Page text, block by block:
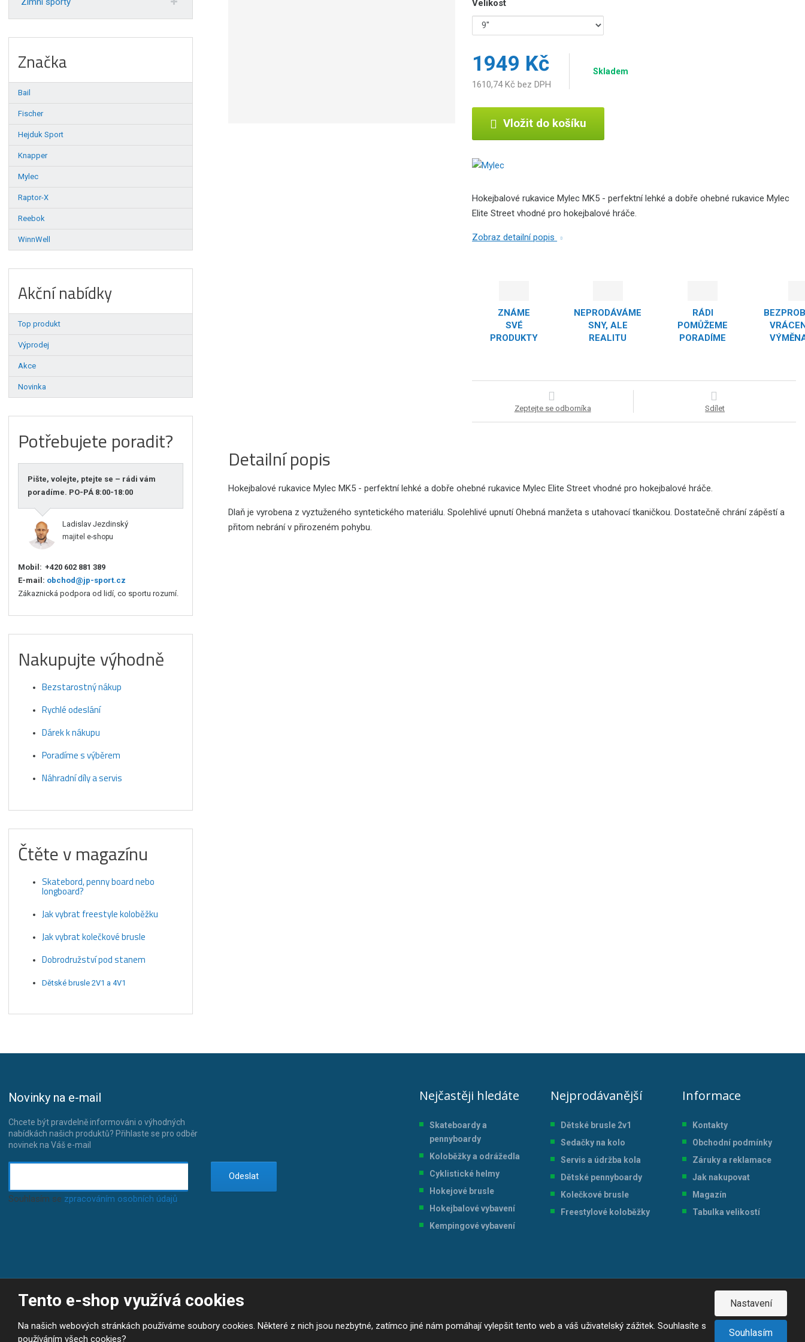
Tento e-shop využívá cookies
Na našich webových stránkách používáme soubory cookies. Některé z nich jsou nezbytné, zatímco jiné nám pomáhají vylepšit tento web a váš uživatelský zážitek. Souhlasíte s
používáním všech cookies?
Nastavení
Souhlasím
Velikost
1949 Kč
1610,74 Kč bez DPH
Skladem
Vložit do košíku
Hokejbalové rukavice Mylec MK5 - perfektní lehké a dobře ohebné rukavice Mylec
Elite Street vhodné pro hokejbalové hráče.
Zobraz detailní popis
ZNÁME
SVÉ
PRODUKTY
NEPRODÁVÁME
SNY, ALE
REALITU
RÁDI
POMŮŽEME
PORADÍME
Zeptejte se odborníka Sdílet
Detailní popis
Hokejbalové rukavice Mylec MK5 - perfektní lehké a dobře ohebné rukavice Mylec Elite Street vhodné pro hokejbalové hráče.
Dlaň je vyrobena z vyztuženého syntetického materiálu. Spolehlivé upnutí Ohebná manžeta s utahovací tkaničkou. Dostatečně chrání zápěstí a
přitom nebrání v přirozeném pohybu.
Značka
Bail
Fischer
Hejduk Sport
Knapper
Mylec
Raptor-X
Reebok
WinnWell
Akční nabídky
Top produkt
Výprodej
Akce
Novinka
Potřebujete poradit?
Pište, volejte, ptejte se – rádi vám
poradíme. PO-PÁ 8:00-18:00
Ladislav Jezdinský
majitel e-shopu
Mobil: +420 602 881 389
E-mail: obchod@jp-sport.cz
Zákaznická podpora od lidí, co sportu rozumí.
Nakupujte výhodně
Bezstarostný nákup
Rychlé odeslání
Dárek k nákupu
Poradíme s výběrem
Náhradní díly a servis
Čtěte v magazínu
Skatebord, penny board nebo
longboard?
Jak vybrat freestyle koloběžku
Jak vybrat kolečkové brusle
Dobrodružství pod stanem
Dětské brusle 2V1 a 4V1
Novinky na e-mail
Chcete být pravdelně informováni o výhodných
nabídkách našich produktů? Přihlaste se pro odběr
novinek na Váš e-mail
Odeslat
Souhlasím se zpracováním osobních údajů.
Nejčastěji hledáte
Skateboardy a
pennyboardy
Koloběžky a odrážedla
Cyklistické helmy
Hokejové brusle
Hokejbalové vybavení
Kempingové vybavení
Nejprodávanější
Dětské brusle 2v1
Sedačky na kolo
Servis a údržba kola
Dětské pennyboardy
Kolečkové brusle
Freestylové koloběžky
Informace
Kontakty
Obchodní podmínky
Záruky a reklamace
Jak nakupovat
Magazín
Tabulka velikostí
© 2026, JP-SPORT.CZ SPORTOVNÍ POTŘEBY
Prohlášení o přístupnosti
|Mapa stránek | |GDPR
VYROBILA
B
R